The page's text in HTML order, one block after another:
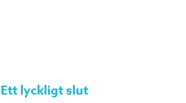
Ett lyckligt slut